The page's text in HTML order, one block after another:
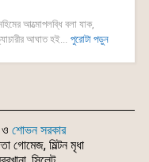
আত্মোপলব্ধি বলা যাক,
আঘাত হই... পুরোটা পড়ুন
শোভন সরকার
গোমেজ, মিল্টন মৃধা